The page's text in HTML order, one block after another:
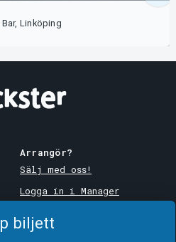
biljett
Linköping
Arrangör?
Sälj med oss!
Logga in i Manager